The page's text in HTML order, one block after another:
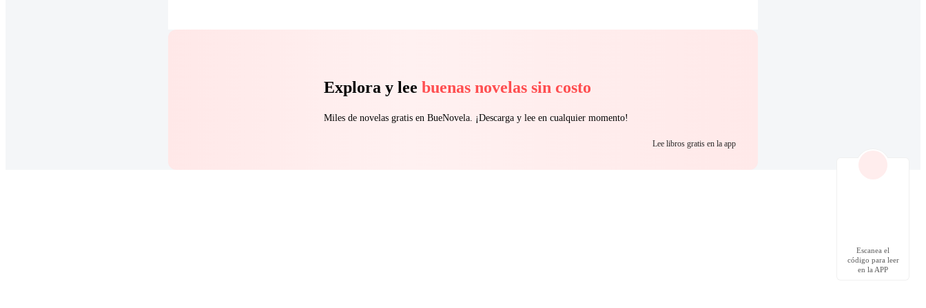
Explora y lee buenas novelas sin costo
Miles de novelas gratis en BueNovela. ¡Descarga y lee en cualquier momento!
Lee libros gratis en la app
Escanea el
código para leer
en la APP